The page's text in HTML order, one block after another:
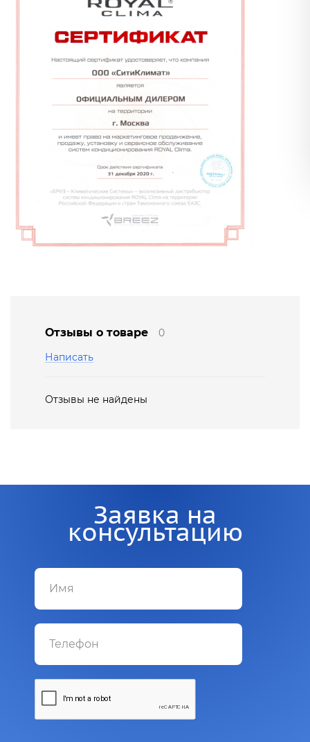
Отзывы о товаре
0
Написать
Отзывы не найдены
Заявка на
консультацию